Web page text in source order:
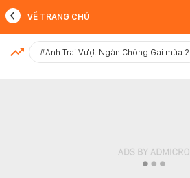
MỚI NHẤT
VỀ TRANG CHỦ
#Anh Trai Vượt Ngàn Chông Gai mùa 2